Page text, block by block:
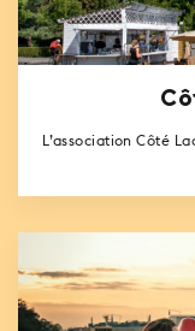
L’association Côté